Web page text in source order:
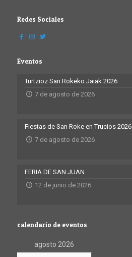
Redes Sociales
Eventos
Turtzioz San Rokeko Jaiak 2026
7 de agosto de 2026
Fiestas de San Roke en Trucíos 2026
7 de agosto de 2026
FERIA DE SAN JUAN
12 de junio de 2026
calendario de eventos
agosto 2026